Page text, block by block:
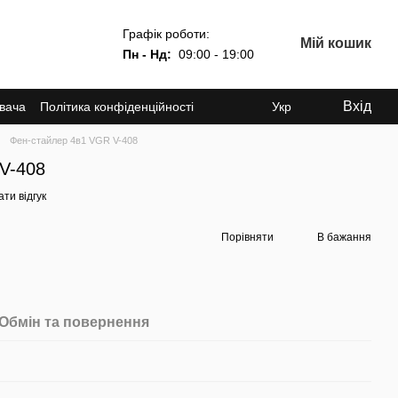
Графік роботи:
Пн - Нд: 09:00 - 19:00
Мій кошик
Політика конфіденційності Укр Вхід
Фен-стайлер 4в1 VGR V-408
408
відгук
Порівняти В бажання
та повернення